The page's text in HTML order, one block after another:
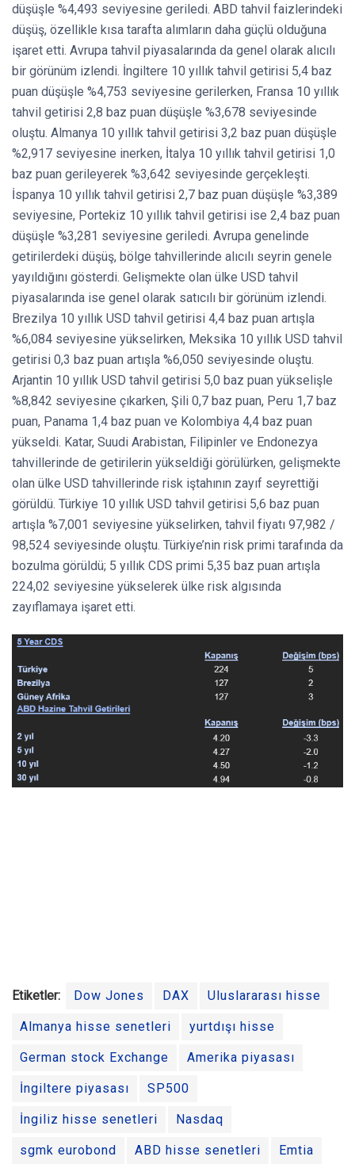
düşüşle %4,493 seviyesine geriledi. ABD tahvil faizlerindeki
düşüş, özellikle kısa tarafta alımların daha güçlü olduğuna
işaret etti. Avrupa tahvil piyasalarında da genel olarak alıcılı
bir görünüm izlendi. İngiltere 10 yıllık tahvil getirisi 5,4 baz
puan düşüşle %4,753 seviyesine gerilerken, Fransa 10 yıllık
tahvil getirisi 2,8 baz puan düşüşle %3,678 seviyesinde
oluştu. Almanya 10 yıllık tahvil getirisi 3,2 baz puan düşüşle
%2,917 seviyesine inerken, İtalya 10 yıllık tahvil getirisi 1,0
baz puan gerileyerek %3,642 seviyesinde gerçekleşti.
İspanya 10 yıllık tahvil getirisi 2,7 baz puan düşüşle %3,389
seviyesine, Portekiz 10 yıllık tahvil getirisi ise 2,4 baz puan
düşüşle %3,281 seviyesine geriledi. Avrupa genelinde
getirilerdeki düşüş, bölge tahvillerinde alıcılı seyrin genele
yayıldığını gösterdi. Gelişmekte olan ülke USD tahvil
piyasalarında ise genel olarak satıcılı bir görünüm izlendi.
Brezilya 10 yıllık USD tahvil getirisi 4,4 baz puan artışla
%6,084 seviyesine yükselirken, Meksika 10 yıllık USD tahvil
getirisi 0,3 baz puan artışla %6,050 seviyesinde oluştu.
Arjantin 10 yıllık USD tahvil getirisi 5,0 baz puan yükselişle
%8,842 seviyesine çıkarken, Şili 0,7 baz puan, Peru 1,7 baz
puan, Panama 1,4 baz puan ve Kolombiya 4,4 baz puan
yükseldi. Katar, Suudi Arabistan, Filipinler ve Endonezya
tahvillerinde de getirilerin yükseldiği görülürken, gelişmekte
olan ülke USD tahvillerinde risk iştahının zayıf seyrettiği
görüldü. Türkiye 10 yıllık USD tahvil getirisi 5,6 baz puan
artışla %7,001 seviyesine yükselirken, tahvil fiyatı 97,982 /
98,524 seviyesinde oluştu. Türkiye’nin risk primi tarafında da
bozulma görüldü; 5 yıllık CDS primi 5,35 baz puan artışla
224,02 seviyesine yükselerek ülke risk algısında
zayıflamaya işaret etti.
Etiketler: Dow Jones DAX Uluslararası hisse
Almanya hisse senetleri yurtdışı hisse
German stock Exchange Amerika piyasası
İngiltere piyasası SP500
İngiliz hisse senetleri Nasdaq
sgmk eurobond ABD hisse senetleri Emtia